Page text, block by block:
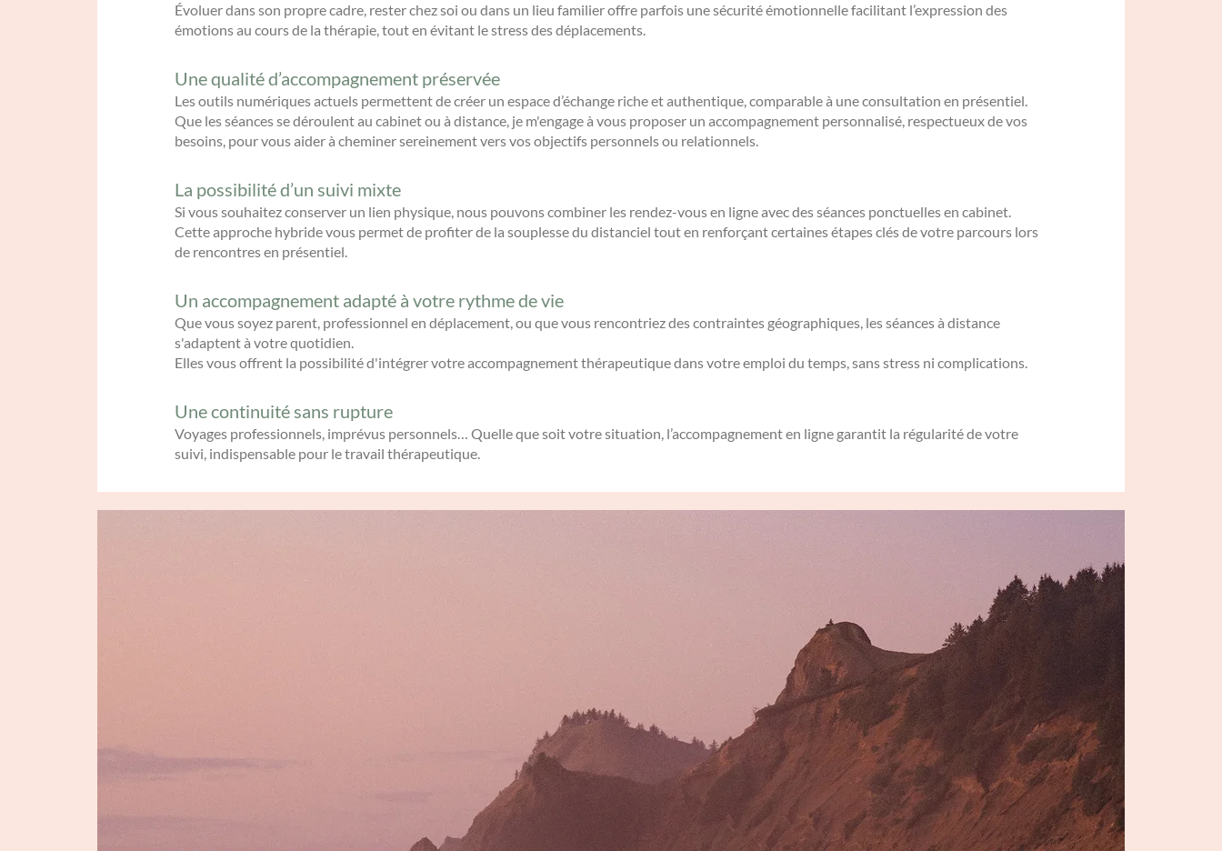
Évoluer dans son propre cadre, rester chez soi ou dans un lieu familier offre parfois une sécurité émotionnelle facilitant l’expression des
émotions au cours de la thérapie, tout en évitant le stress des déplacements.
Une qualité d’accompagnement préservée
Les outils numériques actuels permettent de créer un espace d’échange riche et authentique, comparable à une consultation en présentiel.
Que les séances se déroulent au cabinet ou à distance, je m'engage à vous proposer un accompagnement personnalisé, respectueux de vos
besoins, pour vous aider à cheminer sereinement vers vos objectifs personnels ou relationnels.
La possibilité d’un suivi mixte
Si vous souhaitez conserver un lien physique, nous pouvons combiner les rendez-vous en ligne avec des séances ponctuelles en cabinet.
Cette approche hybride vous permet de profiter de la souplesse du distanciel tout en renforçant certaines étapes clés de votre parcours lors
de rencontres en présentiel.
Un accompagnement adapté à votre rythme de vie
Que vous soyez parent, professionnel en déplacement, ou que vous rencontriez des contraintes géographiques, les séances à distance
s'adaptent à votre quotidien.
Elles vous offrent la possibilité d'intégrer votre accompagnement thérapeutique dans votre emploi du temps, sans stress ni complications.
Une continuité sans rupture
Voyages professionnels, imprévus personnels… Quelle que soit votre situation, l’accompagnement en ligne garantit la régularité de votre
suivi, indispensable pour le travail thérapeutique.